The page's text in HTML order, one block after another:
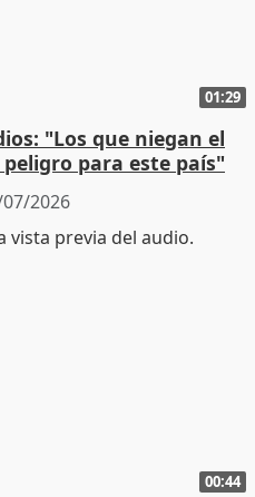
01:29
"Los que niegan el
para este país"
2026
00:44